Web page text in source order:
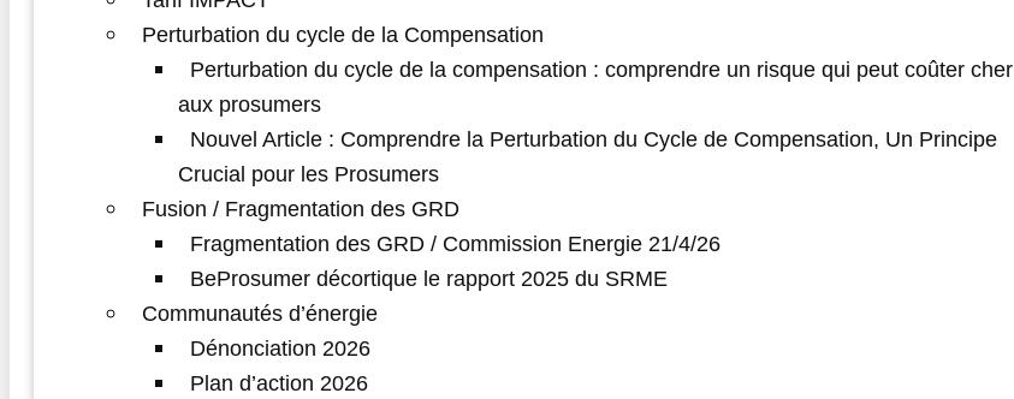
Perturbation du cycle de la Compensation
Perturbation du cycle de la compensation : comprendre un risque qui peut coûter cher
aux prosumers
Nouvel Article : Comprendre la Perturbation du Cycle de Compensation, Un Principe
Crucial pour les Prosumers
Fusion / Fragmentation des GRD
Fragmentation des GRD / Commission Energie 21/4/26
BeProsumer décortique le rapport 2025 du SRME
Communautés d’énergie
Dénonciation 2026
Plan d’action 2026